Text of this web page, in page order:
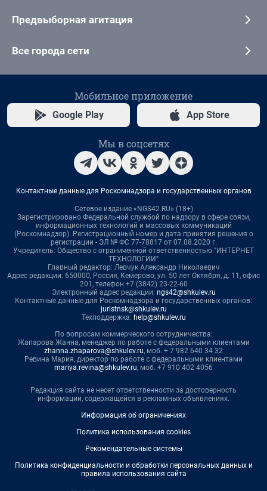
Предвыборная агитация
Все города сети
Мобильное приложение
Google Play App Store
Мы в соцсетях
Контактные данные для Роскомнадзора и государственных органов
Сетевое издание «NGS42.RU» (18+)
Зарегистрировано Федеральной службой по надзору в сфере связи,
информационных технологий и массовых коммуникаций
(Роскомнадзор). Регистрационный номер и дата принятия решения о
регистрации - ЭЛ № ФС 77-78817 от 07.08.2020 г.
Учредитель: Общество с ограниченной ответственностью "ИНТЕРНЕТ
ТЕХНОЛОГИИ"
Главный редактор: Левчук Александр Николаевич
Адрес редакции: 650000, Россия, Кемерово, ул. 50 лет Октября, д. 11, офис
201, телефон +7 (3842) 23-22-60
Электронный адрес редакции: ngs42@shkulev.ru
Контактные данные для Роскомнадзора и государственных органов:
juristnsk@shkulev.ru
Техподдержка: help@shkulev.ru
По вопросам коммерческого сотрудничества:
Жапарова Жанна, менеджер по работе с федеральными клиентами
zhanna.zhaparova@shkulev.ru, моб. + 7 982 640 34 32
Ревина Мария, директор по работе с федеральными клиентами
mariya.revina@shkulev.ru, моб. +7 910 402 4056
Редакция сайта не несет ответственности за достоверность
информации, содержащейся в рекламных объявлениях.
Информация об ограничениях
Политика использования cookies
Рекомендательные системы
Политика конфиденциальности и обработки персональных данных и
правила использования сайта